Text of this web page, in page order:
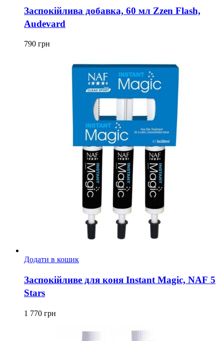
Заспокійлива добавка, 60 мл Zzen Flash,
Audevard
790 грн
Додати в кошик
Заспокійливе для коня Instant Magic, NAF 5
Stars
1 770 грн